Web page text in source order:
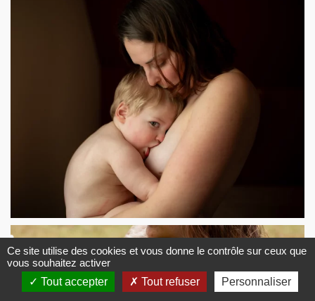
Ce site utilise des cookies et vous donne le contrôle sur ceux que
vous souhaitez activer
Tout accepter
Tout refuser Personnaliser